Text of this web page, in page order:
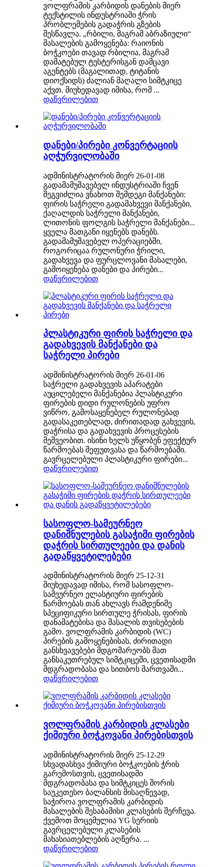
ვოლფრამის კარბიდის დანების მიერ
ტექსტილის ინდუსტრიაში ჭრის
პრობლემების გადაჭრის გზების
შესწავლა. „რბილი, მაგრამ აბრაზიული“
მასალების გამოყენება: რაიონის
ბოჭკოები თავად რბილია, მაგრამ
დამატებულ ტუსტერისგან დამცავი
აგენტებს (მაგალითად, ტიტანის
დიოქსიდს) ძალიან მაღალი სიმტკიცე
აქვთ. მიუხედავად იმისა, რომ ...
დაწვრილებით
დანები/პირები კონვერტაციის
აღჭურვილობაში
ადმინისტრატორის მიერ 26-01-08
გადამამუშავებელ ინდუსტრიაში ჩვენ
შეგვიძლია ვნახოთ შემდეგი მანქანები:
ფირის საჭრელი გადამახვევი მანქანები,
ქაღალდის საჭრელი მანქანები,
ლითონის ფოლგის საჭრელი მანქანები...
ყველა მათგანი იყენებს დანებს.
გადამამუშავებელ ოპერაციებში,
როგორიცაა რულონური ჭრილი,
გადახვევა და ფურცლოვანი მასალები,
გამოიყენება დანები და პირები...
დაწვრილებით
პლასტიკური ფირის საჭრელი და
გადახვევის მანქანები და
საჭრელი პირები
ადმინისტრატორის მიერ 26-01-06
საჭრელი გადახვევის აპარატები
აუცილებელი მანქანებია პლასტიკური
ფირების დიდი რულონების უფრო
ვიწრო, გამოსაყენებელ რულონებად
გადასაკეთებლად, ძირითადად გახვევის,
დაჭრისა და გადახვევის პროცესების
მეშვეობით. ისინი ხელს უწყობენ ეფექტურ
წარმოებას შეფუთვასა და წარმოებაში.
გავრცელებული პლასტიკური ფირები...
დაწვრილებით
სასოფლო-სამეურნეო
დანიშნულების გასაჭიმი ფირების
დაჭრის სირთულეები და დანის
გადაწყვეტილებები
ადმინისტრატორის მიერ 25-12-31
მიუხედავად იმისა, რომ სასოფლო-
სამეურნეო ელასტიური ფირების
წარმოებას თან ახლავს რამდენიმე
სპეციფიკური სირთულე ჭრისას, ფირის
დანამატებისა და მასალის თვისებების
გამო. ვოლფრამის კარბიდის (WC)
პირების გამოყენებისას, ძირითადი
განსხვავებები მდგომარეობს მათ
განსაკუთრებულ სიმტკიცეში, ცვეთისადმი
მდგრადობასა და სითბოს მართვაში...
დაწვრილებით
ვოლფრამის კარბიდის კლასები
ქიმიური ბოჭკოვანი პირებისთვის
ადმინისტრატორის მიერ 25-12-29
სხვადასხვა ქიმიური ბოჭკოების ჭრის
გარემოსთვის, ცვეთისადმი
მდგრადობასა და სიმტკიცეს შორის
საუკეთესო ბალანსის მისაღწევად,
საჭიროა ვოლფრამის კარბიდის
მასალების შესაბამისი კლასების შერჩევა.
ქვემოთ მოცემულია YG სერიის
გავრცელებული კლასების
მახასიათებლების აღწერა. ...
დაწვრილებით